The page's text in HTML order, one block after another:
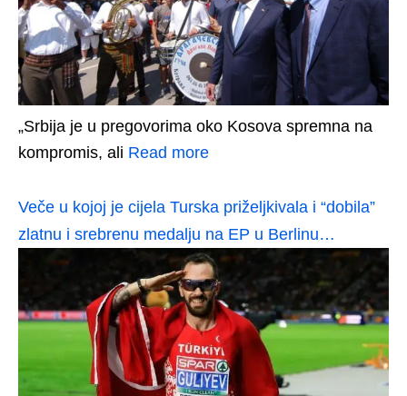
„Srbija je u pregovorima oko Kosova spremna na
kompromis, ali Read more
Veče u kojoj je cijela Turska priželjkivala i “dobila”
zlatnu i srebrenu medalju na EP u Berlinu…